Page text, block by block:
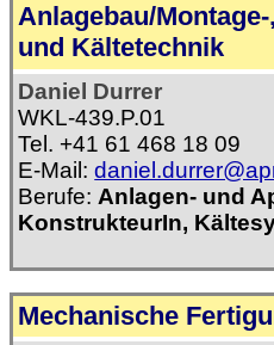
Anlagebau/
und Kältetechnik
Daniel Durrer
WKL-439.P.01
Tel. +41 61 468 18 09
E-Mail:
Berufe:Anlagen- und
KonstrukteurIn,
Mechanische